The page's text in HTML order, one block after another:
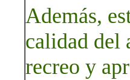
Además,
calidad del
recreo y